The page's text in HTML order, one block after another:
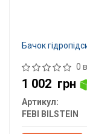
Бачок
0
1 002 грн
Артикул:
FEBI BILSTEIN